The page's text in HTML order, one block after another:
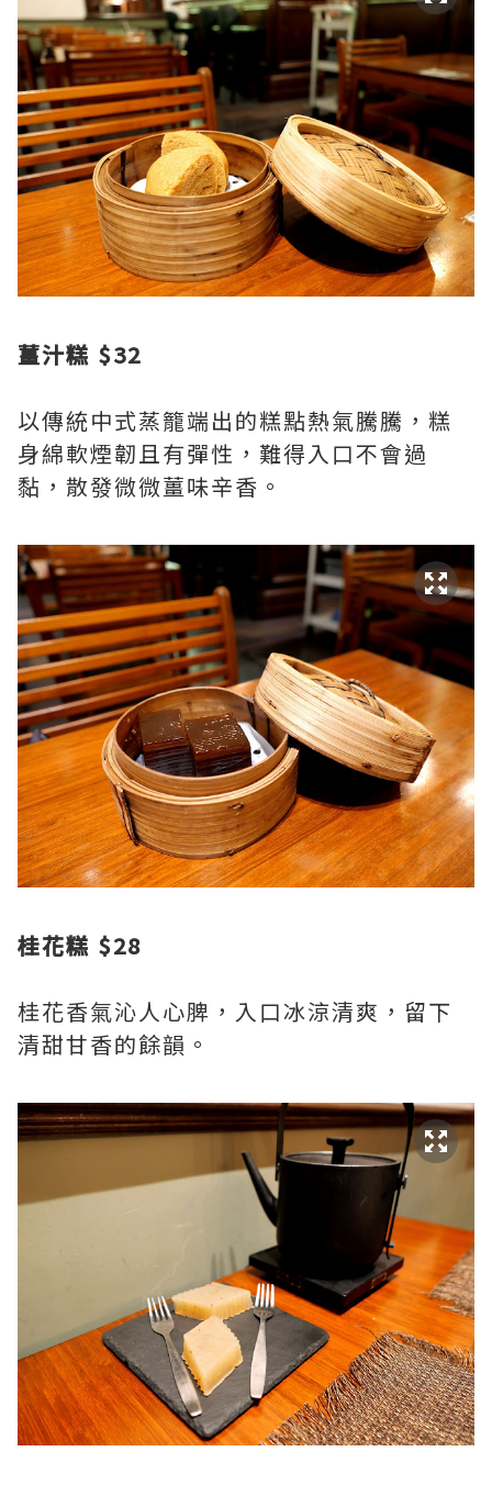
薑汁糕 $32
以傳統中式蒸籠端出的糕點熱氣騰騰，糕
身綿軟煙韌且有彈性，難得入口不會過
黏，散發微微薑味辛香。
桂花糕 $28
桂花香氣沁人心脾，入口冰涼清爽，留下
清甜甘香的餘韻。